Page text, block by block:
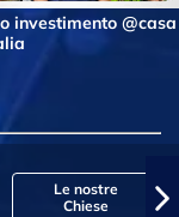
investimento @casa
Le nostre
Chiese